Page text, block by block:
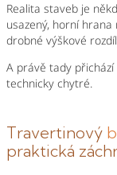
Realita staveb je
usazený, horní
drobné výškové
A právě tady
technicky chytré.
Travertinový
praktická